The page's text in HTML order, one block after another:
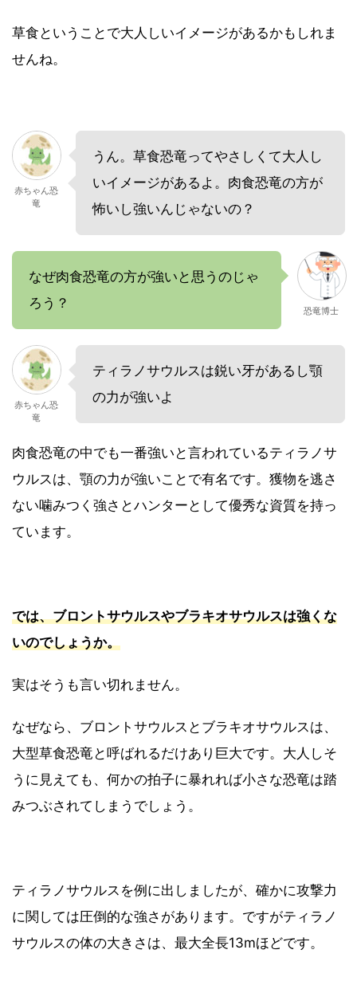
草食ということで大人しいイメージがあるかもしれま
せんね。
赤ちゃん恐
竜
うん。草食恐竜ってやさしくて大人し
いイメージがあるよ。肉食恐竜の方が
怖いし強いんじゃないの？
なぜ肉食恐竜の方が強いと思うのじゃ
ろう？
恐竜博士
赤ちゃん恐
竜
ティラノサウルスは鋭い牙があるし顎
の力が強いよ
肉食恐竜の中でも一番強いと言われているティラノサ
ウルスは、顎の力が強いことで有名です。獲物を逃さ
ない噛みつく強さとハンターとして優秀な資質を持っ
ています。
では、ブロントサウルスやブラキオサウルスは強くな
いのでしょうか。
実はそうも言い切れません。
なぜなら、ブロントサウルスとブラキオサウルスは、
大型草食恐竜と呼ばれるだけあり巨大です。大人しそ
うに見えても、何かの拍子に暴れれば小さな恐竜は踏
みつぶされてしまうでしょう。
ティラノサウルスを例に出しましたが、確かに攻撃力
に関しては圧倒的な強さがあります。ですがティラノ
サウルスの体の大きさは、最大全長13mほどです。